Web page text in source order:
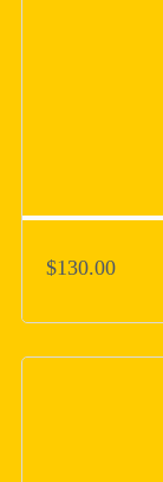
$130.00